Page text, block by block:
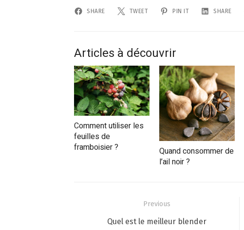
SHARE TWEET PIN IT SHARE
Articles à découvrir
Comment utiliser les
feuilles de
framboisier ?
Quand consommer de
l’ail noir ?
Previous
Previous
Quel est le meilleur blender